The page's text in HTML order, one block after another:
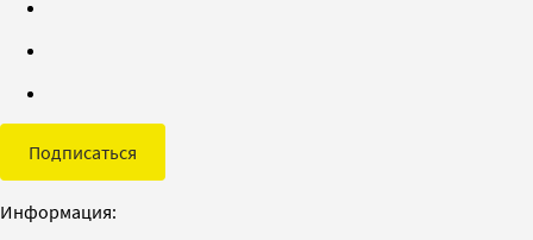
Подписаться
Информация: